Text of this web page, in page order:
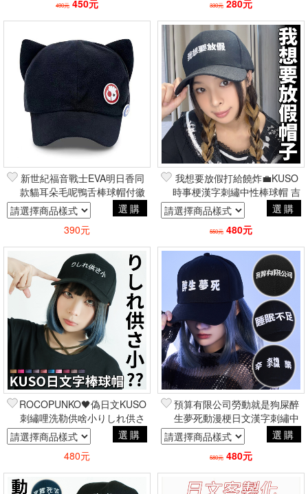
490元 450元 330元 280元
新世紀福音戰士EVA明日香同
款貓耳朵毛呢鴨舌棒球帽付徽
章 動漫電玩二次元帥氣周邊
選購
390元
我想要放假打給饒炸💼KUSO
時事梗漢字刺繡中性棒球帽 吉
兒原創原宿街頭嘻哈選購
550元 480元
ROCOPUNKO🖤偽日文KUSO
刺繡哩洗勒供啥小りしれ供さ
小中性棒球帽 吉兒原創原宿街
頭嘻哈
選購
480元
預算有限公司勞動就是狗屎醉
生夢死動漫梗日文漢字刺繡中
性棒球帽 吉兒原創二次元原宿
街頭嘻哈
選購
580元 480元